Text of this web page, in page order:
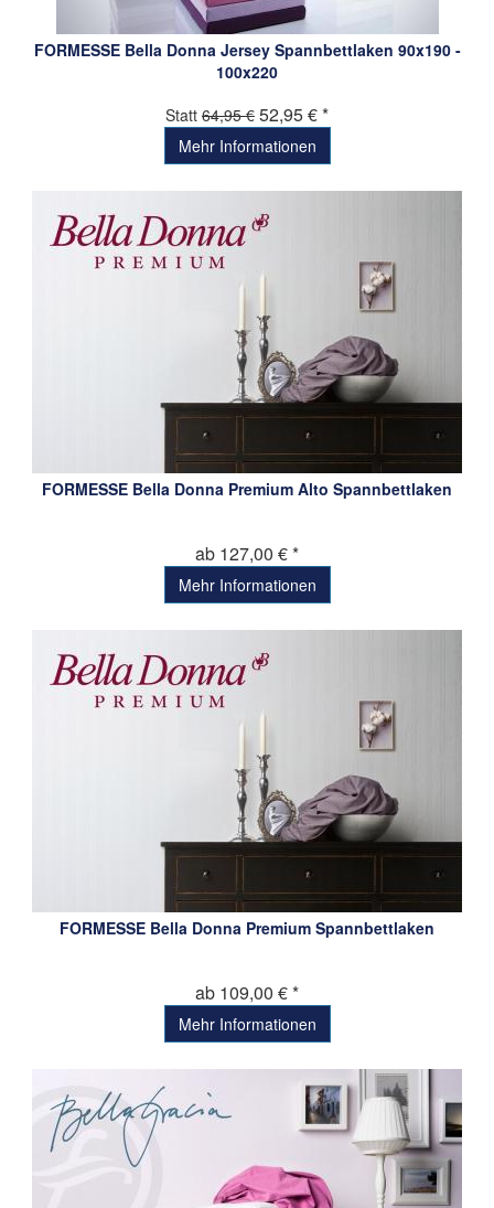
FORMESSE Bella Donna Jersey Spannbettlaken 90x190 -
100x220
Statt 64,95 € 52,95 € *
Mehr Informationen
FORMESSE Bella Donna Premium Alto Spannbettlaken
ab 127,00 € *
Mehr Informationen
FORMESSE Bella Donna Premium Spannbettlaken
ab 109,00 € *
Mehr Informationen